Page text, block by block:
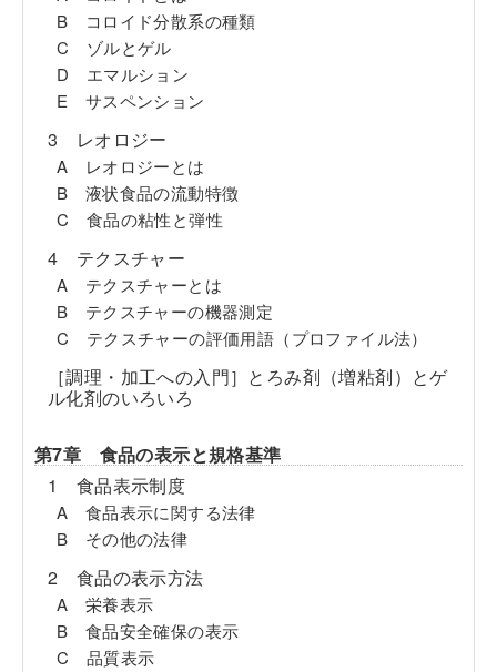
B コロイド分散系の種類
C ゾルとゲル
D エマルション
E サスペンション
3 レオロジー
A レオロジーとは
B 液状食品の流動特徴
C 食品の粘性と弾性
4 テクスチャー
A テクスチャーとは
B テクスチャーの機器測定
C テクスチャーの評価用語（プロファイル法）
［調理・加工への入門］とろみ剤（増粘剤）とゲ
ル化剤のいろいろ
第7章 食品の表示と規格基準
1 食品表示制度
A 食品表示に関する法律
B その他の法律
2 食品の表示方法
A 栄養表示
B 食品安全確保の表示
C 品質表示